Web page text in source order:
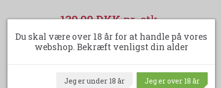
139,00 DKK
149,00 DKK
(spar 10,00 DKK)
Du skal være over 18 år for at handle på vores
webshop. Bekræft venligst din alder
Jeg er under 18 år Jeg er over 18 år